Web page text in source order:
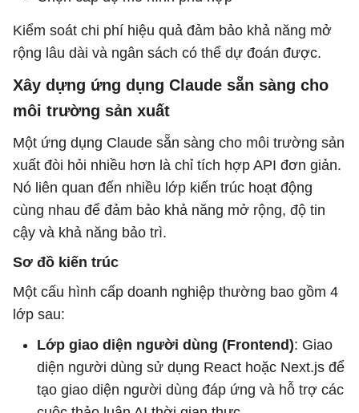
Kiểm soát chi phí hiệu quả đảm bảo khả năng mở
rộng lâu dài và ngân sách có thể dự đoán được.
Xây dựng ứng dụng Claude sẵn sàng cho
môi trường sản xuất
Một ứng dụng Claude sẵn sàng cho môi trường sản
xuất đòi hỏi nhiều hơn là chỉ tích hợp API đơn giản.
Nó liên quan đến nhiều lớp kiến ​​trúc hoạt động
cùng nhau để đảm bảo khả năng mở rộng, độ tin
cậy và khả năng bảo trì.
Sơ đồ kiến ​​trúc
Một cấu hình cấp doanh nghiệp thường bao gồm 4
lớp sau:
Lớp giao diện người dùng (Frontend): Giao
diện người dùng sử dụng React hoặc Next.js để
tạo giao diện người dùng đáp ứng và hỗ trợ các